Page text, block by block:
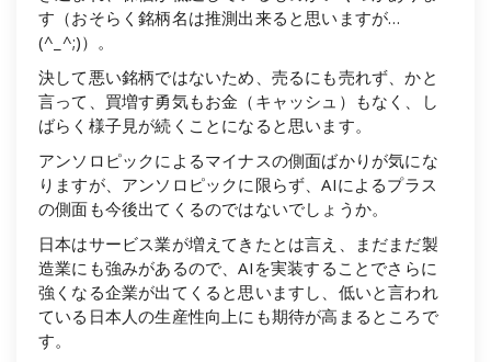
す（おそらく銘柄名は推測出来ると思いますが…
(^_^;)）。
決して悪い銘柄ではないため、売るにも売れず、かと
言って、買増す勇気もお金（キャッシュ）もなく、し
ばらく様子見が続くことになると思います。
アンソロピックによるマイナスの側面ばかりが気にな
りますが、アンソロピックに限らず、AIによるプラス
の側面も今後出てくるのではないでしょうか。
日本はサービス業が増えてきたとは言え、まだまだ製
造業にも強みがあるので、AIを実装することでさらに
強くなる企業が出てくると思いますし、低いと言われ
ている日本人の生産性向上にも期待が高まるところで
す。